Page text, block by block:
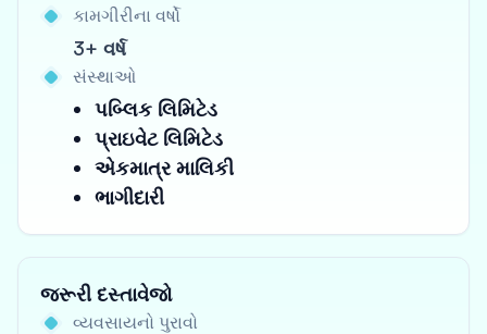
કામગીરીના વર્ષો
3+ વર્ષ
સંસ્થાઓ
પબ્લિક લિમિટેડ
પ્રાઇવેટ લિમિટેડ
એકમાત્ર માલિકી
ભાગીદારી
જરૂરી દસ્તાવેજો
વ્યવસાયનો પુરાવો